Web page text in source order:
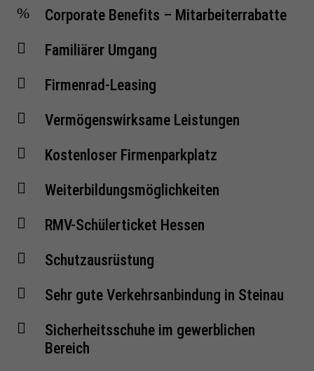
Corporate Benefits – Mitarbeiterrabatte
Familiärer Umgang
Firmenrad-Leasing
Vermögenswirksame Leistungen
Kostenloser Firmenparkplatz
Weiterbildungsmöglichkeiten
RMV-Schülerticket Hessen
Schutzausrüstung
Sehr gute Verkehrsanbindung in Steinau
Sicherheitsschuhe im gewerblichen
Bereich